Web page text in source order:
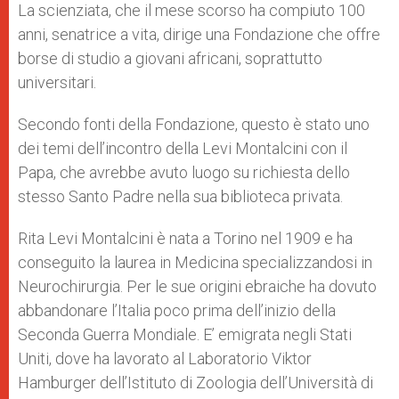
La scienziata, che il mese scorso ha compiuto 100
anni, senatrice a vita, dirige una Fondazione che offre
borse di studio a giovani africani, soprattutto
universitari.
Secondo fonti della Fondazione, questo è stato uno
dei temi dell’incontro della Levi Montalcini con il
Papa, che avrebbe avuto luogo su richiesta dello
stesso Santo Padre nella sua biblioteca privata.
Rita Levi Montalcini è nata a Torino nel 1909 e ha
conseguito la laurea in Medicina specializzandosi in
Neurochirurgia. Per le sue origini ebraiche ha dovuto
abbandonare l’Italia poco prima dell’inizio della
Seconda Guerra Mondiale. E’ emigrata negli Stati
Uniti, dove ha lavorato al Laboratorio Viktor
Hamburger dell’Istituto di Zoologia dell’Università di